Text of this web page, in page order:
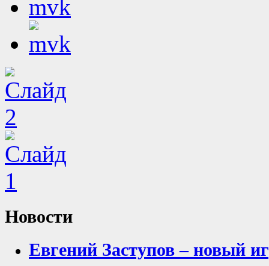
Новости
Евгений Заступов – новый